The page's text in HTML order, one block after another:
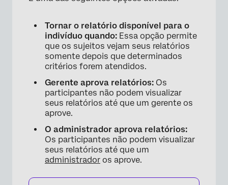
Tornar o relatório disponível para o
indivíduo quando: Essa opção permite
que os sujeitos vejam seus relatórios
somente depois que determinados
critérios forem atendidos.
Gerente aprova relatórios: Os
participantes não podem visualizar
seus relatórios até que um gerente os
aprove.
O administrador aprova relatórios:
Os participantes não podem visualizar
seus relatórios até que um
administrador os aprove.